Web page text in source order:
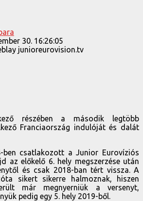
30. 16:26:05
részében a második legtöbb
Franciaország indulóját és dalát
ben csatlakozott a Junior Eurovíziós
az előkelő 6. hely megszerzése után
és csak 2018-ban tért vissza. A
sikert sikerre halmoznak, hiszen
már megnyerniük a versenyt,
pedig egy 5. hely 2019-ből.